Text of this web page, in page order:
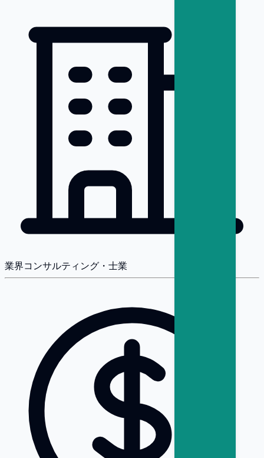
業界コンサルティング・士業